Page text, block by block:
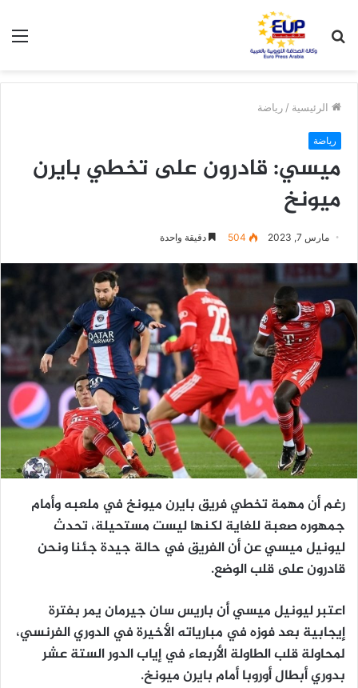
عن
الرئيسية / رياضة
رياضة
ميسي: قادرون على تخطي بايرن
ميونخ
مارس 7, 2023 504 دقيقة واحدة
رغم أن مهمة تخطي فريق بايرن ميونخ في ملعبه وأمام
جمهوره صعبة للغاية لكنها ليست مستحيلة، تحدث
ليونيل ميسي عن أن الفريق في حالة جيدة جئنا ونحن
قادرون على قلب الوضع.
اعتبر ليونيل ميسي أن باريس سان جيرمان يمر بفترة
إيجابية بعد فوزه في مبارياته الأخيرة في الدوري الفرنسي،
لمحاولة قلب الطاولة الأربعاء في إياب الدور الستة عشر
بدوري أبطال أوروبا أمام بايرن ميونخ.